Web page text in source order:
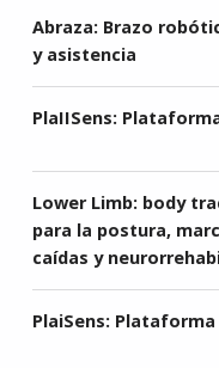
Abraza: Brazo
y asistencia
PlaIISens:
Lower Limb: body
para la postura,
caídas y
PlaiSens: